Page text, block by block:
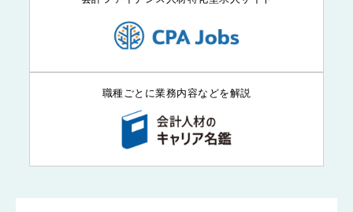
職種ごとに業務内容などを解説